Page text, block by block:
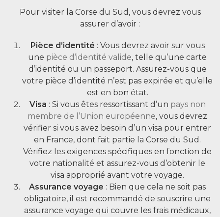
Pour visiter la Corse du Sud, vous devrez vous
assurer d’avoir :
Pièce d’identité : Vous devrez avoir sur vous
une pièce d’identité valide, telle qu’une carte
d’identité ou un passeport. Assurez-vous que
votre pièce d’identité n’est pas expirée et qu’elle
est en bon état.
Visa : Si vous êtes ressortissant d’un pays non
membre de l’Union européenne, vous devrez
vérifier si vous avez besoin d’un visa pour entrer
en France, dont fait partie la Corse du Sud.
Vérifiez les exigences spécifiques en fonction de
votre nationalité et assurez-vous d’obtenir le
visa approprié avant votre voyage.
Assurance voyage : Bien que cela ne soit pas
obligatoire, il est recommandé de souscrire une
assurance voyage qui couvre les frais médicaux,